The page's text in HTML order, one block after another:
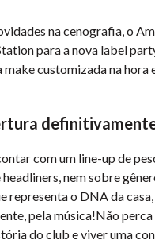
na cenografia, o
para a nova label
make customizada na hora
com um line-up de
nem sobre
representa o DNA da casa,
pela música!Não perca
do club e viver uma